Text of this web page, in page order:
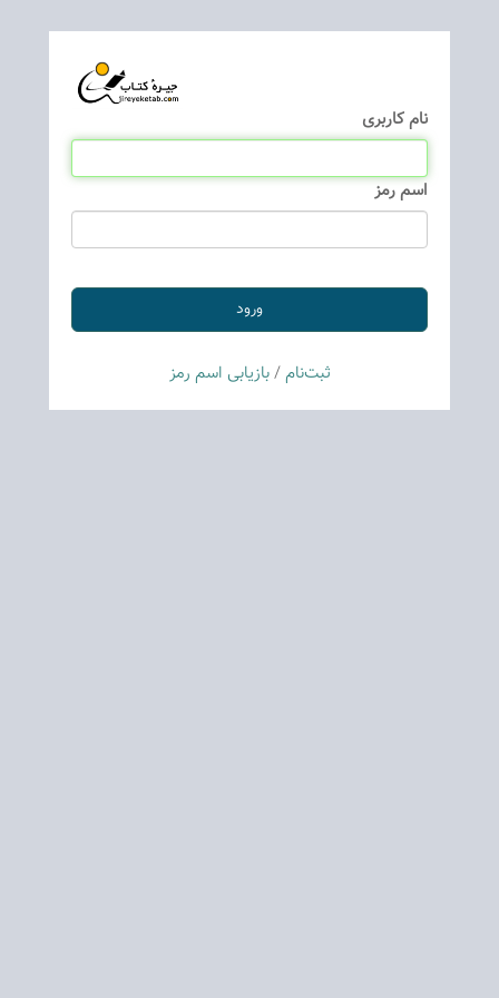
نام كاربری
اسم رمز
ثبت‌نام/بازیابی اسم رمز